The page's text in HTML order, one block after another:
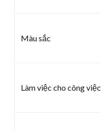
Màu sắc
Làm việc cho công việc